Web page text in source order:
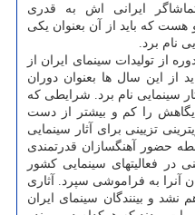
ایرانی اش به قدری
که باید از آن بعنوان یکی
نام برد.
از تولیدات سینمای ایران از
از این سال ها بعنوان دوران
سینمایی نام برد. شرایطی که
را کم و بیشتر از دست
تزیینی برای آثار سینمایی
حضور آهنگسازان قدرتمندی
در فعالیتهای سینمایی کشور
به فراموشی سپرد. آثاری
نشد و بینندگان سینمای ایران